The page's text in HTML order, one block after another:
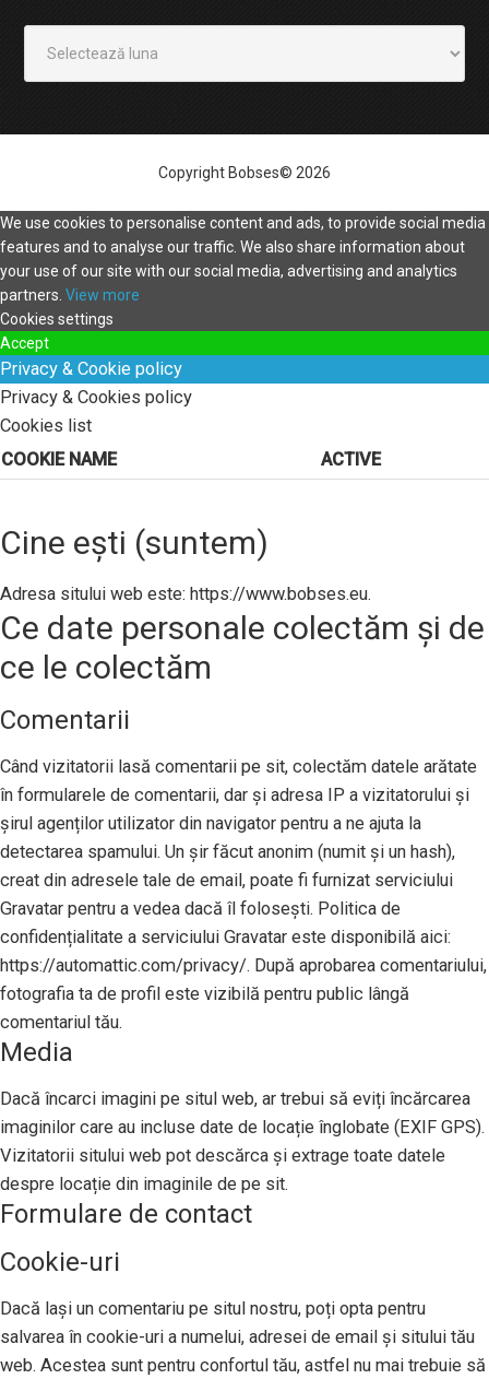
Copyright Bobses© 2026
We use cookies to personalise content and ads, to provide social media
features and to analyse our traffic. We also share information about
your use of our site with our social media, advertising and analytics
partners. View more
Cookies settings
Accept
Privacy & Cookie policy
Privacy & Cookies policy
Cookies list
COOKIE NAME
ACTIVE
Cine ești (suntem)
Adresa sitului web este: https://www.bobses.eu.
Ce date personale colectăm și de
ce le colectăm
Comentarii
Când vizitatorii lasă comentarii pe sit, colectăm datele arătate
în formularele de comentarii, dar și adresa IP a vizitatorului și
șirul agenților utilizator din navigator pentru a ne ajuta la
detectarea spamului. Un șir făcut anonim (numit și un hash),
creat din adresele tale de email, poate fi furnizat serviciului
Gravatar pentru a vedea dacă îl folosești. Politica de
confidențialitate a serviciului Gravatar este disponibilă aici:
https://automattic.com/privacy/. După aprobarea comentariului,
fotografia ta de profil este vizibilă pentru public lângă
comentariul tău.
Media
Dacă încarci imagini pe situl web, ar trebui să eviți încărcarea
imaginilor care au incluse date de locație înglobate (EXIF GPS).
Vizitatorii sitului web pot descărca și extrage toate datele
despre locație din imaginile de pe sit.
Formulare de contact
Cookie-uri
Dacă lași un comentariu pe situl nostru, poți opta pentru
salvarea în cookie-uri a numelui, adresei de email și sitului tău
web. Acestea sunt pentru confortul tău, astfel nu mai trebuie să